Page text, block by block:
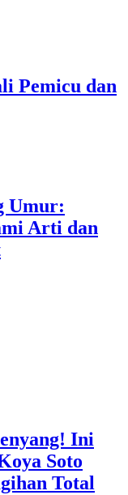
Pemicu dan
Umur:
Arti dan
Ini
Soto
Total